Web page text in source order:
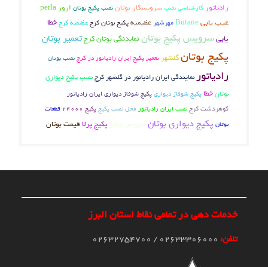
رادیاتورکارشناسی نصبسرویسکار بوتاننصب پکیج بوتان ارور perla
عیب یابیButaneمهرشهر عظیمیهپکیج بوتان کرجعظیمیه کرجخطا
یابیسرویس پکیج بوتاننمایدنگی بوتان کرجتعمیر بوتان
پکیج بوتانگلشهرتعمیر پکیج ایران رادیاتور در کرجنصب بوتان
رادیاتورنمایندگی ایران رادیاتور در گلشهر کرجنصب پکیج دیواری
بوتانخطاپکیج شوفاژ دیواریپکیج شوفاژ دیواری ایران رادیاتور
گوهردشت کرج نصب ایران رادیاتور محل نصب پکیج پکیج 24000
قطعات
بوتان پکیج دیواری بوتان سرویس بوتان پکیج پرلا قیمت بوتان
خدمات دهی در تمامی نقاط استان البرز
تلفن: